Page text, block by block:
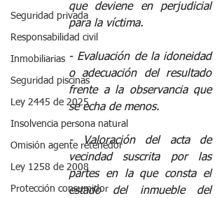
Seguridad privada
Responsabilidad civil
Inmobiliarias
Seguridad piscinas
Ley 2445 de 2025
Insolvencia persona natural
Omisión agente retenedor
Ley 1258 de 2008
Protección consumidor
que deviene en perjudicial
para la víctima.
️- Evaluación de la idoneidad
o adecuación del resultado
frente a la observancia que
se echa de menos.
- Valoración del acta de
vecindad suscrita por las
partes en la que consta el
estado del inmueble del